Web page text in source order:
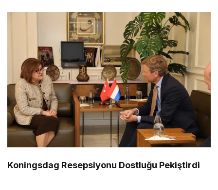
Koningsdag Resepsiyonu Dostluğu Pekiştirdi